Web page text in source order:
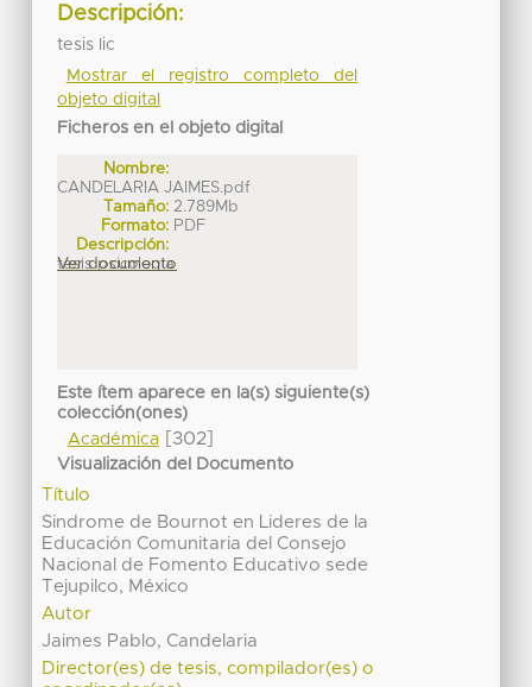
Descripción:
tesis lic
Mostrar el registro completo del
objeto digital
Ficheros en el objeto digital
Nombre:
CANDELARIA JAIMES.pdf
Tamaño: 2.789Mb
Formato: PDF
Descripción:
tesis psicologia
Ver documento
Este ítem aparece en la(s) siguiente(s)
colección(ones)
Académica[302]
Visualización del Documento
Título
Sindrome de Bournot en Lideres de la
Educación Comunitaria del Consejo
Nacional de Fomento Educativo sede
Tejupilco, México
Autor
Jaimes Pablo, Candelaria
Director(es) de tesis, compilador(es) o